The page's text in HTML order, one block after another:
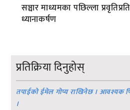
सञ्चार माध्यमका पछिल्ला
ध्यानाकर्षण
प्रतिक्रिया दिनुहोस्
तपाईको ईमेल गोप्य राखिनेछ । आवश्यक
।